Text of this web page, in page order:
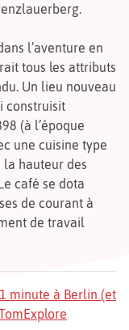
l’aventure en
tous les attributs
Un lieu nouveau
construisit
(à l’époque
une cuisine type
hauteur des
café se dota
de courant à
de travail
minute à Berlin (et